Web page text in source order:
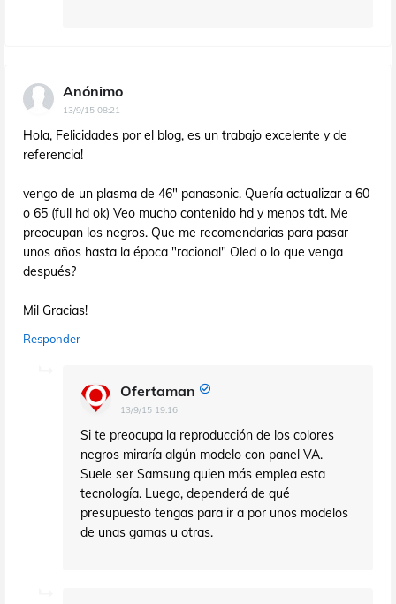
Anónimo
13/9/15 08:21
Hola, Felicidades por el blog, es un trabajo excelente y de
referencia!
vengo de un plasma de 46" panasonic. Quería actualizar a 60
o 65 (full hd ok) Veo mucho contenido hd y menos tdt. Me
preocupan los negros. Que me recomendarias para pasar
unos años hasta la época "racional" Oled o lo que venga
después?
Mil Gracias!
Responder
Ofertaman
13/9/15 19:16
Si te preocupa la reproducción de los colores
negros miraría algún modelo con panel VA.
Suele ser Samsung quien más emplea esta
tecnología. Luego, dependerá de qué
presupuesto tengas para ir a por unos modelos
de unas gamas u otras.